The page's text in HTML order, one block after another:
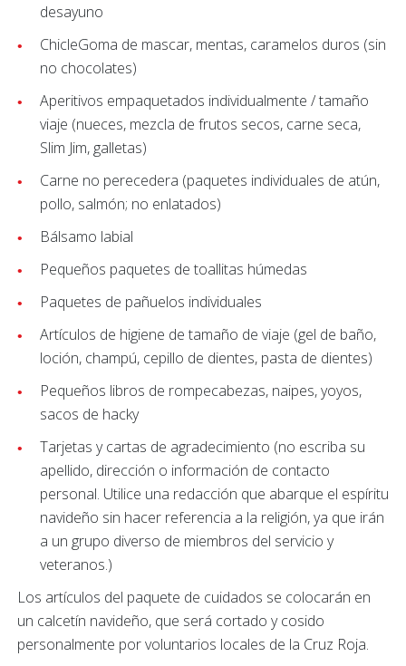
desayuno
ChicleGoma de mascar, mentas, caramelos duros (sin
no chocolates)
Aperitivos empaquetados individualmente / tamaño
viaje (nueces, mezcla de frutos secos, carne seca,
Slim Jim, galletas)
Carne no perecedera (paquetes individuales de atún,
pollo, salmón; no enlatados)
Bálsamo labial
Pequeños paquetes de toallitas húmedas
Paquetes de pañuelos individuales
Artículos de higiene de tamaño de viaje (gel de baño,
loción, champú, cepillo de dientes, pasta de dientes)
Pequeños libros de rompecabezas, naipes, yoyos,
sacos de hacky
Tarjetas y cartas de agradecimiento (no escriba su
apellido, dirección o información de contacto
personal. Utilice una redacción que abarque el espíritu
navideño sin hacer referencia a la religión, ya que irán
a un grupo diverso de miembros del servicio y
veteranos.)
Los artículos del paquete de cuidados se colocarán en
un calcetín navideño, que será cortado y cosido
personalmente por voluntarios locales de la Cruz Roja.